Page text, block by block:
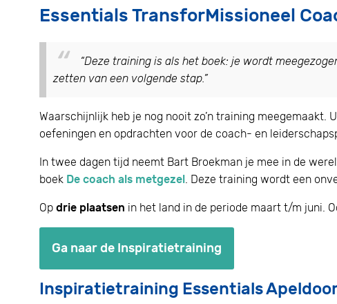
Essentials TransforMissioneel
“Deze training is als het boek: je wordt
zetten van een volgende stap. ”
Waarschijnlijk heb je nog nooit zo’n training
oefeningen en opdrachten voor de coach- en
In twee dagen tijd neemt Bart Broekman je mee in de
boek De coach als metgezel . Deze training wordt een
Op drie plaatsen in het land in de periode maart t/m juni.
Ga naar de Inspiratietraining
Inspiratietraining Essentials